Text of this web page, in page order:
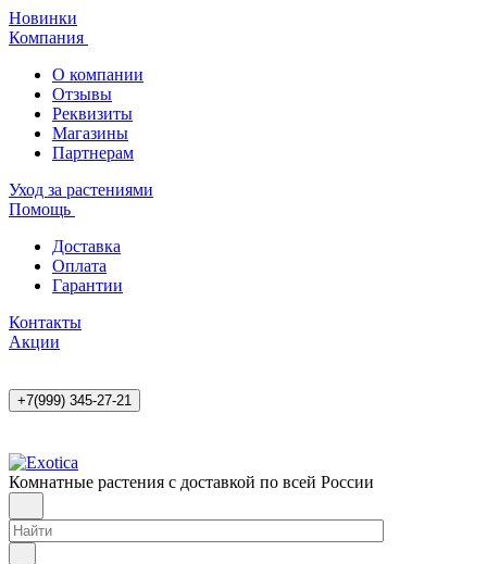
Новинки
Компания
О компании
Отзывы
Реквизиты
Магазины
Партнерам
Уход за растениями
Помощь
Доставка
Оплата
Гарантии
Контакты
Акции
+7(999) 345-27-21
Комнатные растения с доставкой по всей России